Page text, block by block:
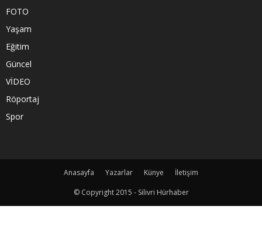
FOTO
Yaşam
Eğitim
Güncel
VİDEO
Röportaj
Spor
Anasayfa Yazarlar Künye
İletişim
© Copyright 2015 - Silivri Hürhaber